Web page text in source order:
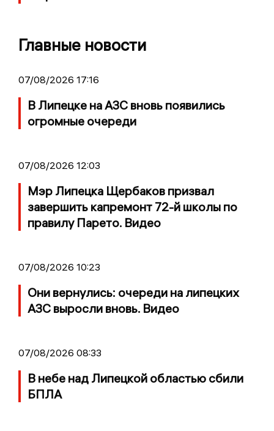
Главные новости
07/08/2026 17:16
В Липецке на АЗС вновь появились
огромные очереди
07/08/2026 12:03
Мэр Липецка Щербаков призвал
завершить капремонт 72-й школы по
правилу Парето. Видео
07/08/2026 10:23
Они вернулись: очереди на липецких
АЗС выросли вновь. Видео
07/08/2026 08:33
В небе над Липецкой областью сбили
БПЛА